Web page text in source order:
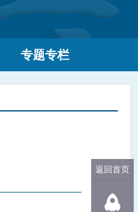
专题专栏
返回首页